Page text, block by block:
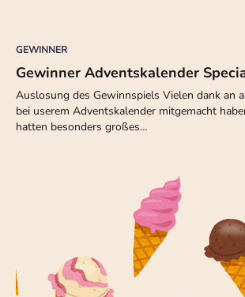
GEWINNER
Gewinner Adventskalender
Auslosung des Gewinnspiels Vielen dank an
bei userem Adventskalender mitgemacht
hatten besonders großes…